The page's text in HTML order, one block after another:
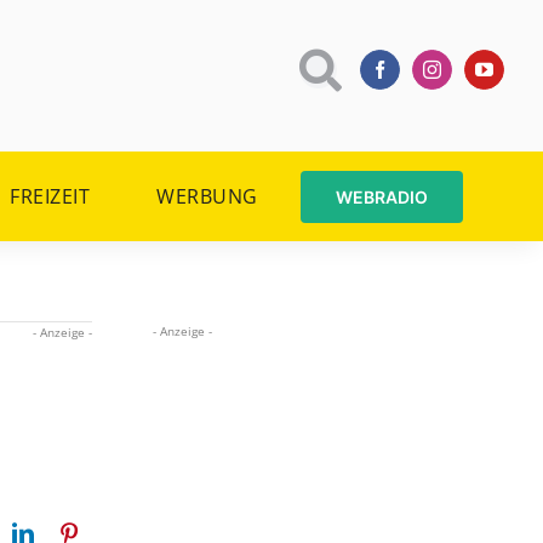
FREIZEIT WERBUNG WEBRADIO
- Anzeige - - Anzeige -